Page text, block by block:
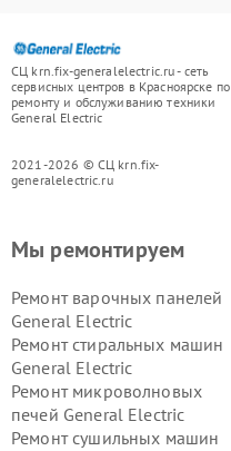
СЦ krn.fix-generalelectric.ru - сеть
сервисных центров в Красноярске по
ремонту и обслуживанию техники
General Electric
2021-2026 © СЦ krn.fix-
generalelectric.ru
Мы ремонтируем
Ремонт варочных панелей
General Electric
Ремонт стиральных машин
General Electric
Ремонт микроволновых
печей General Electric
Ремонт сушильных машин